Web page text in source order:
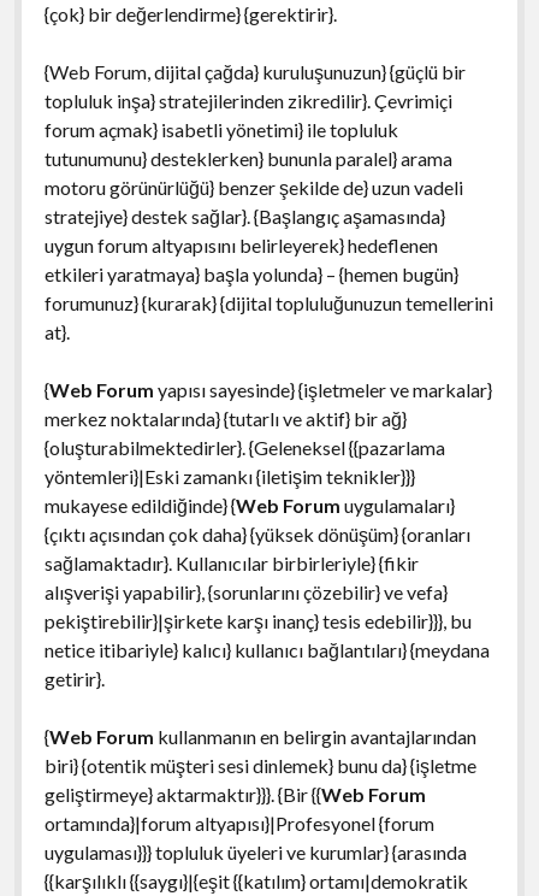
{çok} bir değerlendirme} {gerektirir}.
{Web Forum, dijital çağda} kuruluşunuzun} {güçlü bir
topluluk inşa} stratejilerinden zikredilir}. Çevrimiçi
forum açmak} isabetli yönetimi} ile topluluk
tutunumunu} desteklerken} bununla paralel} arama
motoru görünürlüğü} benzer şekilde de} uzun vadeli
stratejiye} destek sağlar}. {Başlangıç aşamasında}
uygun forum altyapısını belirleyerek} hedeflenen
etkileri yaratmaya} başla yolunda} – {hemen bugün}
forumunuz} {kurarak} {dijital topluluğunuzun temellerini
at}.
{Web Forum yapısı sayesinde} {işletmeler ve markalar}
merkez noktalarında} {tutarlı ve aktif} bir ağ}
{oluşturabilmektedirler}. {Geleneksel {{pazarlama
yöntemleri}|Eski zamankı {iletişim teknikler}}}
mukayese edildiğinde} {Web Forum uygulamaları}
{çıktı açısından çok daha} {yüksek dönüşüm} {oranları
sağlamaktadır}. Kullanıcılar birbirleriyle} {fikir
alışverişi yapabilir}, {sorunlarını çözebilir} ve vefa}
pekiştirebilir}|şirkete karşı inanç} tesis edebilir}}}, bu
netice itibariyle} kalıcı} kullanıcı bağlantıları} {meydana
getirir}.
{Web Forum kullanmanın en belirgin avantajlarından
biri} {otentik müşteri sesi dinlemek} bunu da} {işletme
geliştirmeye} aktarmaktır}}}. {Bir {{Web Forum
ortamında}|forum altyapısı}|Profesyonel {forum
uygulaması}}} topluluk üyeleri ve kurumlar} {arasında
{{karşılıklı {{saygı}|{eşit {{katılım} ortamı|demokratik